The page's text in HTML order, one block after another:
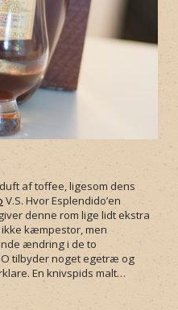
af toffee, ligesom dens
V.S. Hvor Esplendido’en
denne rom lige lidt ekstra
kæmpestor, men
ændring i de to
tilbyder noget egetræ og
En knivspids malt…